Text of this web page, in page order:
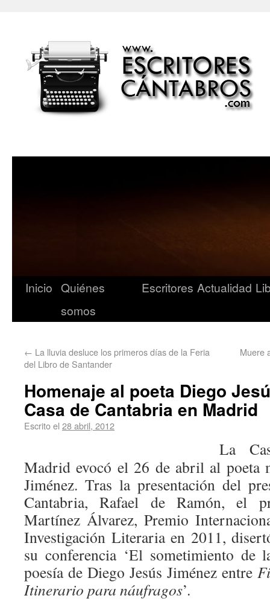
Inicio Quiénes
somos
Escritores Actualidad
← La lluvia desluce los primeros días de la Feria
del Libro de Santander
Muere
Homenaje al poeta Diego
Casa de Cantabria en Madrid
Escrito el 28 abril, 2012
La
Madrid evocó el 26 de abril al poeta
Jiménez. Tras la presentación del
Cantabria, Rafael de Ramón, el
Martínez Álvarez, Premio
Investigación Literaria en 2011,
su conferencia ‘El sometimiento de
poesía de Diego Jesús Jiménez entre
Itinerario para náufragos’.